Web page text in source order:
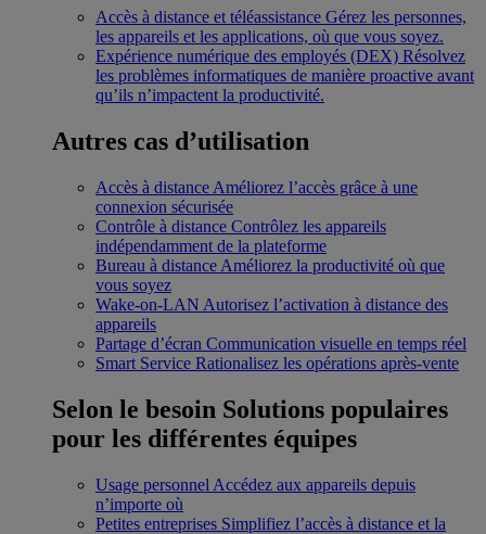
Accès à distance et téléassistance Gérez les personnes,
les appareils et les applications, où que vous soyez.
Expérience numérique des employés (DEX) Résolvez
les problèmes informatiques de manière proactive avant
qu’ils n’impactent la productivité.
Autres cas d’utilisation
Accès à distance Améliorez l’accès grâce à une
connexion sécurisée
Contrôle à distance Contrôlez les appareils
indépendamment de la plateforme
Bureau à distance Améliorez la productivité où que
vous soyez
Wake-on-LAN Autorisez l’activation à distance des
appareils
Partage d’écran Communication visuelle en temps réel
Smart Service Rationalisez les opérations après-vente
Selon le besoin Solutions populaires
pour les différentes équipes
Usage personnel Accédez aux appareils depuis
n’importe où
Petites entreprises Simplifiez l’accès à distance et la